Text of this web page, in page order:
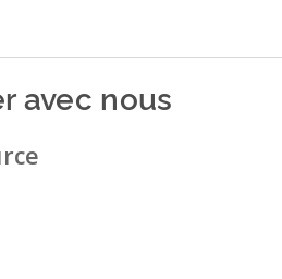
avec nous